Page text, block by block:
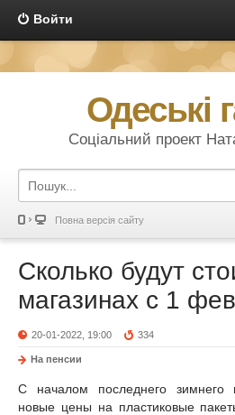
Войти
Одеські
Соціальний проект
Повна версія сайту
Сколько будут
магазинах с 1
20-01-2022, 19:00 334
На пенсии
С началом последнего зимнего
новые цены на пластиковые